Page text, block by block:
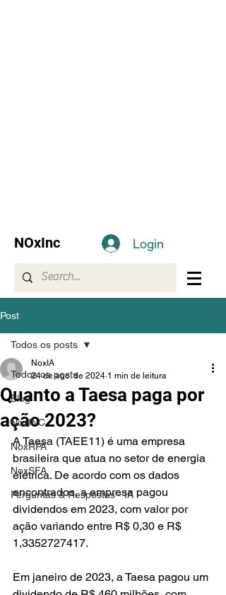
NOxInc Login
Post
Todos os posts
Blog
NoxINC
NoxRPA
NoxSFA
Perguntas & Respostas - IA
Todos os posts
Quanto a Taesa paga por
ação 2023?
NoxIA
24 de ago. de 2024 1 min de leitura
A Taesa (TAEE11) é uma empresa
brasileira que atua no setor de energia
elétrica. De acordo com os dados
encontrados, a empresa pagou
dividendos em 2023, com valor por
ação variando entre R$ 0,30 e R$
1,3352727417.
Em janeiro de 2023, a Taesa pagou um